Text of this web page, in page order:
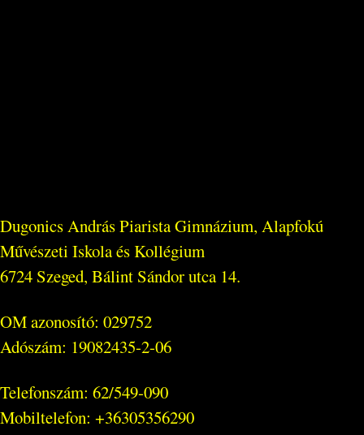
Dugonics András Piarista Gimnázium, Alapfokú
Művészeti Iskola és Kollégium
6724 Szeged, Bálint Sándor utca 14.
OM azonosító: 029752
Adószám: 19082435-2-06
Telefonszám: 62/549-090
Mobiltelefon: +36305356290